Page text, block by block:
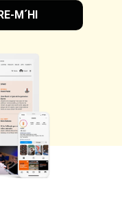
M´HI